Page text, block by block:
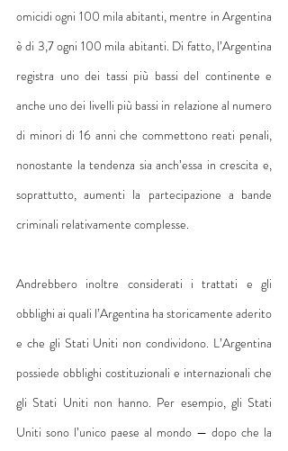
omicidi ogni 100 mila abitanti, mentre in Argentina
è di 3,7 ogni 100 mila abitanti. Di fatto, l’Argentina
registra uno dei tassi più bassi del continente e
anche uno dei livelli più bassi in relazione al numero
di minori di 16 anni che commettono reati penali,
nonostante la tendenza sia anch’essa in crescita e,
soprattutto, aumenti la partecipazione a bande
criminali relativamente complesse.
Andrebbero inoltre considerati i trattati e gli
obblighi ai quali l’Argentina ha storicamente aderito
e che gli Stati Uniti non condividono. L’Argentina
possiede obblighi costituzionali e internazionali che
gli Stati Uniti non hanno. Per esempio, gli Stati
Uniti sono l’unico paese al mondo — dopo che la